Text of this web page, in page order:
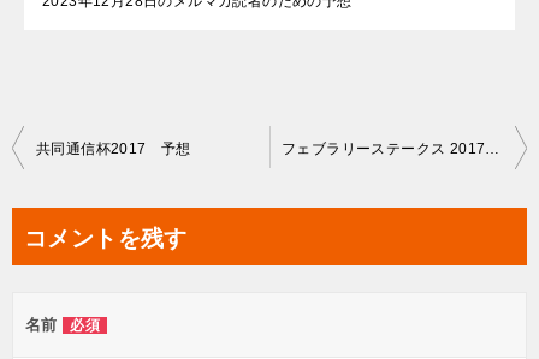
投
ビ
ー
共同通信杯2017 予想 フェブラリーステークス 2017 登録馬
コメントを残す
名前 必須